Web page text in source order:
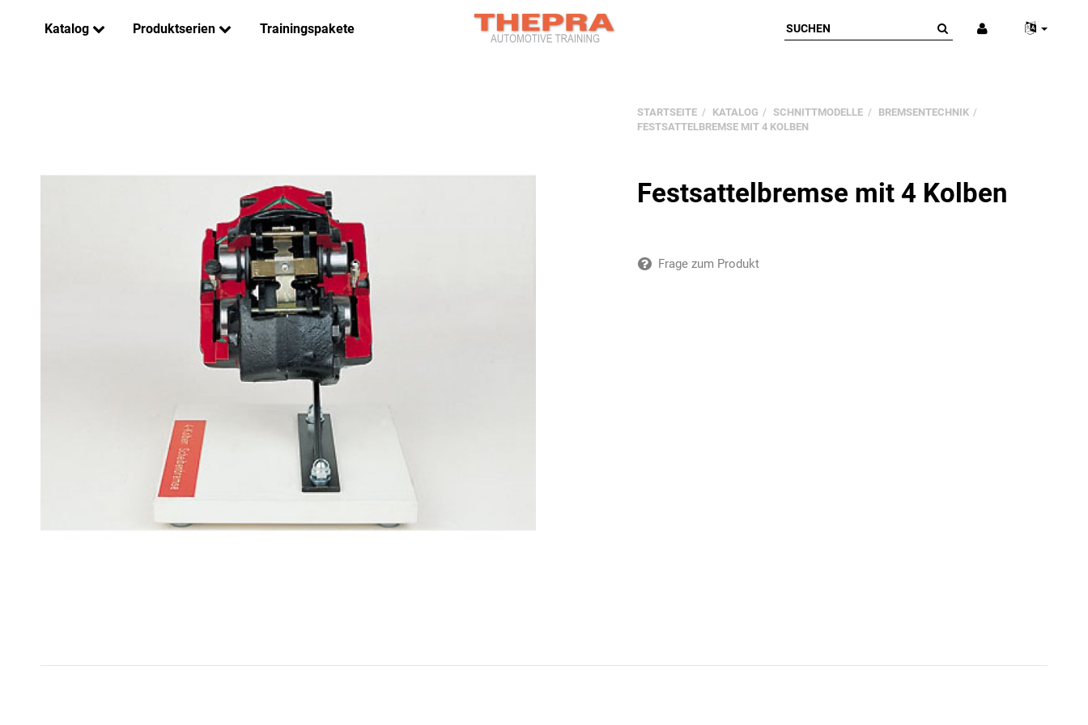
Katalog Produktserien Trainingspakete
STARTSEITE KATALOG SCHNITTMODELLE
BREMSENTECHNIK
FESTSATTELBREMSE MIT 4 KOLBEN
Festsattelbremse mit 4 Kolben
Frage zum Produkt